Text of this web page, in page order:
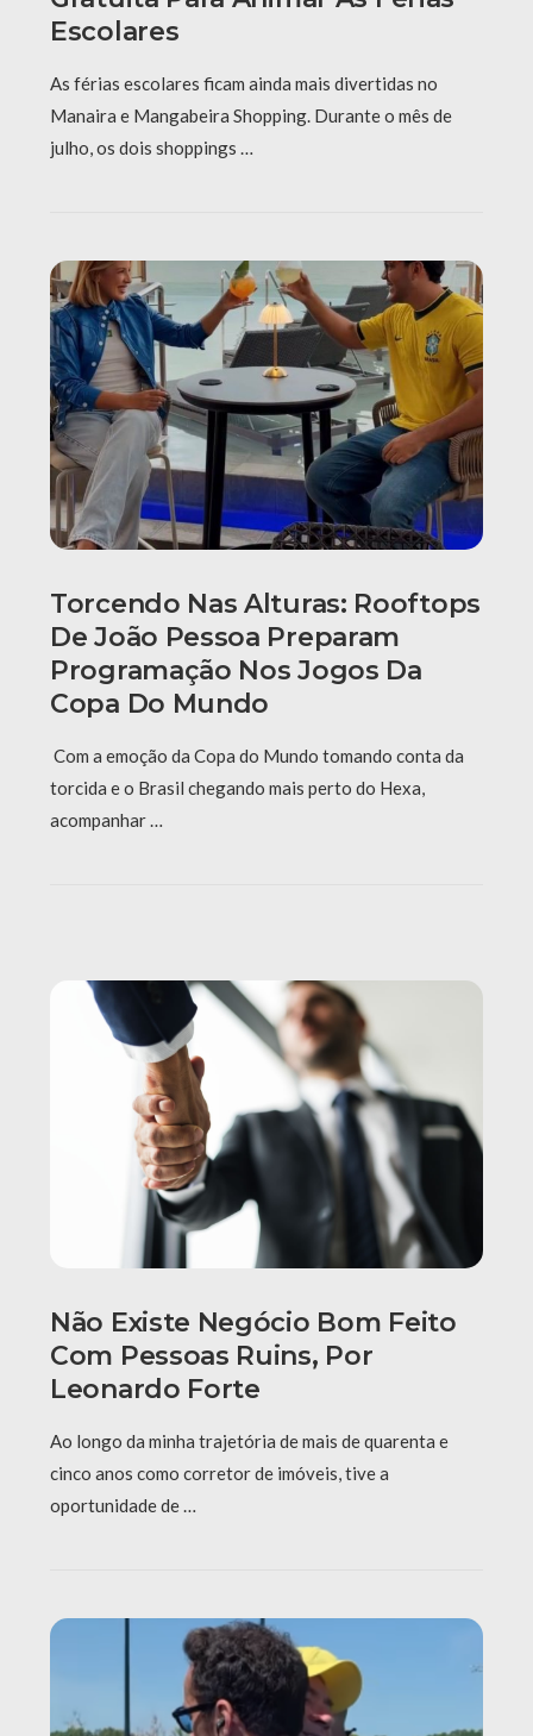
Escolares
As férias escolares ficam ainda mais divertidas no
Manaira e Mangabeira Shopping. Durante o mês de
julho, os dois shoppings …
Torcendo Nas Alturas: Rooftops
De João Pessoa Preparam
Programação Nos Jogos Da
Copa Do Mundo
Com a emoção da Copa do Mundo tomando conta da
torcida e o Brasil chegando mais perto do Hexa,
acompanhar …
Não Existe Negócio Bom Feito
Com Pessoas Ruins, Por
Leonardo Forte
Ao longo da minha trajetória de mais de quarenta e
cinco anos como corretor de imóveis, tive a
oportunidade de …